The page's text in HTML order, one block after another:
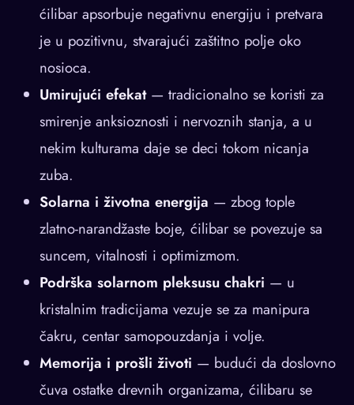
ćilibar apsorbuje negativnu energiju i pretvara
je u pozitivnu, stvarajući zaštitno polje oko
nosioca.
Umirujući efekat— tradicionalno se koristi za
smirenje anksioznosti i nervoznih stanja, a u
nekim kulturama daje se deci tokom nicanja
zuba.
Solarna i životna energija — zbog tople
zlatno-narandžaste boje, ćilibar se povezuje sa
suncem, vitalnosti i optimizmom.
Podrška solarnom pleksusu chakri — u
kristalnim tradicijama vezuje se za manipura
čakru, centar samopouzdanja i volje.
Memorija i prošli životi — budući da doslovno
čuva ostatke drevnih organizama, ćilibaru se